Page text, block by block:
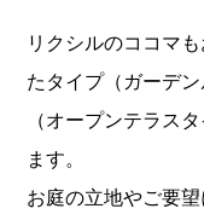
リクシルのココマ
たタイプ（ガーデ
（オープンテラス
ます。
お庭の立地やご要